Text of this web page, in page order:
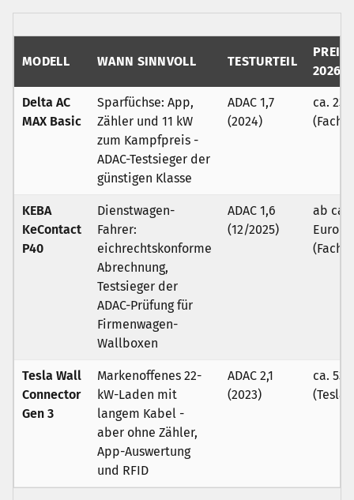
MODELL WANN SINNVOLL TESTURTEIL
PREIS
2026
Delta AC
MAX Basic
Sparfüchse: App,
Zähler und 11 kW
zum Kampfpreis -
ADAC-Testsieger der
günstigen Klasse
ADAC 1,7
(2024)
ca.
KEBA
KeContact
P40
Dienstwagen-
Fahrer:
eichrechtskonforme
Abrechnung,
Testsieger der
ADAC-Prüfung für
Firmenwagen-
Wallboxen
ADAC 1,6
(12/2025)
ab ca.
Euro
Tesla Wall
Connector
Gen 3
Markenoffenes 22-
kW-Laden mit
langem Kabel -
aber ohne Zähler,
App-Auswertung
und RFID
ADAC 2,1
(2023)
ca.
(Tesla-